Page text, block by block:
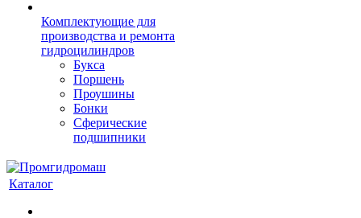
Комплектующие для
производства и ремонта
гидроцилиндров
Букса
Поршень
Проушины
Бонки
Сферические
подшипники
Каталог